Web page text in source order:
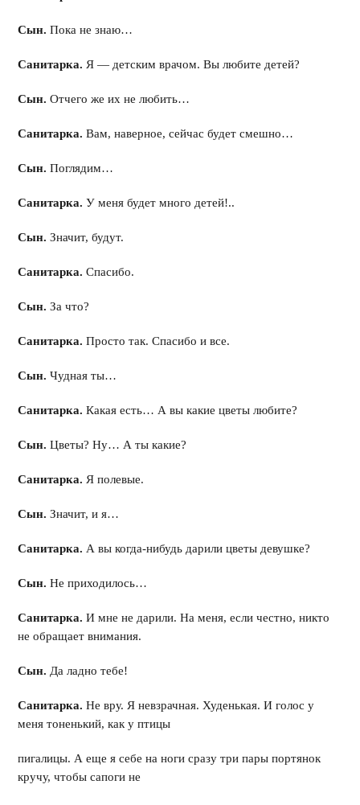
Сын.Пока не знаю…
Санитарка. Я — детским врачом. Вы любите детей?
Сын.Отчего же их не любить…
Санитарка.Вам, наверное, сейчас будет смешно…
Сын.Поглядим…
Санитарка. У меня будет много детей!..
Сын.Значит, будут.
Санитарка.Спасибо.
Сын.За что?
Санитарка.Просто так. Спасибо и все.
Сын.Чудная ты…
Санитарка.Какая есть… А вы какие цветы любите?
Сын.Цветы? Ну… А ты какие?
Санитарка. Я полевые.
Сын.Значит, и я…
Санитарка. А вы когда-нибудь дарили цветы девушке?
Сын. Не приходилось…
Санитарка.И мне не дарили. На меня, если честно, никто
не обращает внимания.
Сын. Да ладно тебе!
Санитарка.Не вру. Я невзрачная. Худенькая. И голос у
меня тоненький, как у птицы
пигалицы. А еще я себе на ноги сразу три пары портянок
кручу, чтобы сапоги не